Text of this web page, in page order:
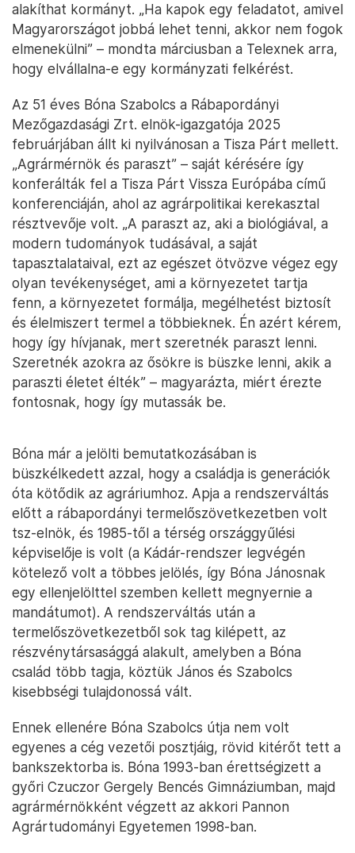
alakíthat kormányt. „Ha kapok egy feladatot, amivel
Magyarországot jobbá lehet tenni, akkor nem fogok
elmenekülni” – mondta márciusban a Telexnek arra,
hogy elvállalna-e egy kormányzati felkérést.
Az 51 éves Bóna Szabolcs a Rábapordányi
Mezőgazdasági Zrt. elnök-igazgatója 2025
februárjában állt ki nyilvánosan a Tisza Párt mellett.
„Agrármérnök és paraszt” – saját kérésére így
konferálták fel a Tisza Párt Vissza Európába című
konferenciáján, ahol az agrárpolitikai kerekasztal
résztvevője volt. „A paraszt az, aki a biológiával, a
modern tudományok tudásával, a saját
tapasztalataival, ezt az egészet ötvözve végez egy
olyan tevékenységet, ami a környezetet tartja
fenn, a környezetet formálja, megélhetést biztosít
és élelmiszert termel a többieknek. Én azért kérem,
hogy így hívjanak, mert szeretnék paraszt lenni.
Szeretnék azokra az ősökre is büszke lenni, akik a
paraszti életet élték” – magyarázta, miért érezte
fontosnak, hogy így mutassák be.
Bóna már a jelölti bemutatkozásában is
büszkélkedett azzal, hogy a családja is generációk
óta kötődik az agráriumhoz. Apja a rendszerváltás
előtt a rábapordányi termelőszövetkezetben volt
tsz-elnök, és 1985-től a térség országgyűlési
képviselője is volt (a Kádár-rendszer legvégén
kötelező volt a többes jelölés, így Bóna Jánosnak
egy ellenjelölttel szemben kellett megnyernie a
mandátumot). A rendszerváltás után a
termelőszövetkezetből sok tag kilépett, az
részvénytársasággá alakult, amelyben a Bóna
család több tagja, köztük János és Szabolcs
kisebbségi tulajdonossá vált.
Ennek ellenére Bóna Szabolcs útja nem volt
egyenes a cég vezetői posztjáig, rövid kitérőt tett a
bankszektorba is. Bóna 1993-ban érettségizett a
győri Czuczor Gergely Bencés Gimnáziumban, majd
agrármérnökként végzett az akkori Pannon
Agrártudományi Egyetemen 1998-ban.